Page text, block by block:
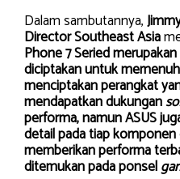
Dalam sambutannya,
Director Southeast Asia
Phone 7 Seried
diciptakan untuk
menciptakan perangkat
mendapatkan dukungan
performa, namun ASUS
detail pada tiap
memberikan performa
ditemukan pada ponsel